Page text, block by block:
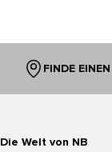
FINDE
Die Welt von NB